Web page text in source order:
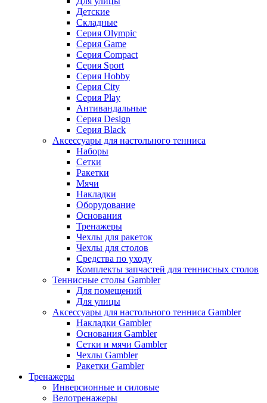
Детские
Складные
Серия Olympic
Серия Game
Серия Compact
Серия Sport
Серия Hobby
Серия City
Серия Play
Антивандальные
Серия Design
Серия Black
Аксессуары для настольного тенниса
Наборы
Сетки
Ракетки
Мячи
Накладки
Оборудование
Основания
Тренажеры
Чехлы для ракеток
Чехлы для столов
Средства по уходу
Комплекты запчастей для теннисных столов
Теннисные столы Gambler
Для помещений
Для улицы
Аксессуары для настольного тенниса Gambler
Накладки Gambler
Основания Gambler
Сетки и мячи Gambler
Чехлы Gambler
Ракетки Gambler
Тренажеры
Инверсионные и силовые
Велотренажеры